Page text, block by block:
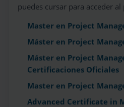
puedes cursar para acceder al
Master en Project
Máster en Project
Máster en Project
Certificaciones Oficiales
Master en Project
Advanced Certificate in